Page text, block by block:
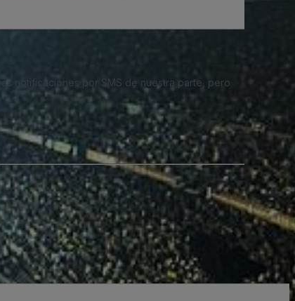
notificaciones por SMS de nuestra parte, pero